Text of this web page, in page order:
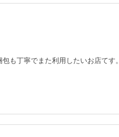
も丁寧でまた利用したいお店てす。